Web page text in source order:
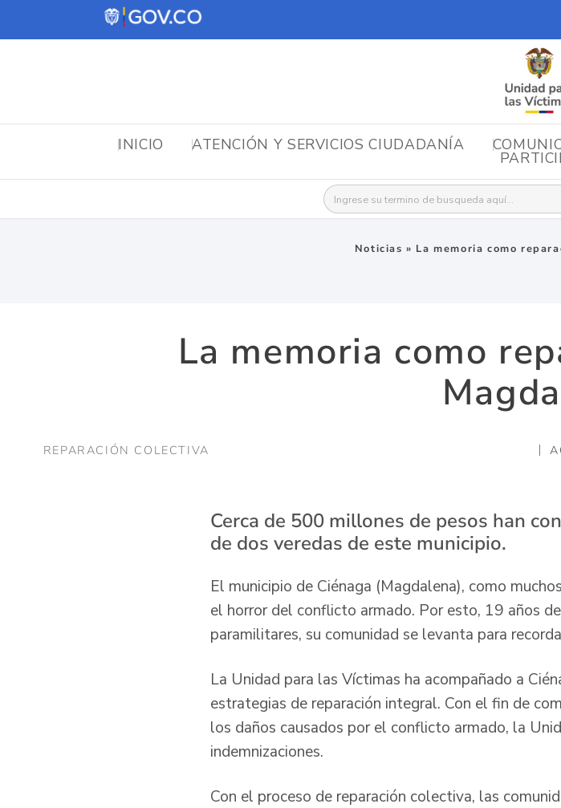
INICIO ATENCIÓN Y SERVICIOS CIUDADANÍA
Buscar:
Noticias » La memoria como
La memoria como
REPARACIÓN COLECTIVA
Cerca de 500 millones de pesos han
de dos veredas de este municipio.
El municipio de Ciénaga (Magdalena), como
el horror del conflicto armado. Por esto, 19 años
paramilitares, su comunidad se levanta para
La Unidad para las Víctimas ha acompañado a
estrategias de reparación integral. Con el fin de
los daños causados por el conflicto armado, la
indemnizaciones.
Con el proceso de reparación colectiva, las